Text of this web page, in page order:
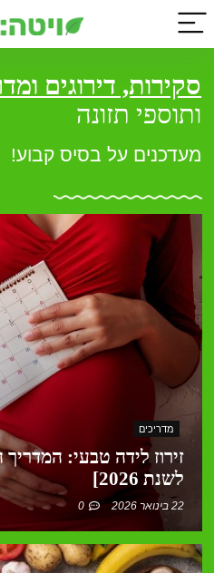
סקירות, דירוגים
ותוספי תזונה
מעדכנים על בסיס קבוע!
מדריכים
זירוז לידה טבעי:
לשנת 2026]
22 בינואר 2026 0